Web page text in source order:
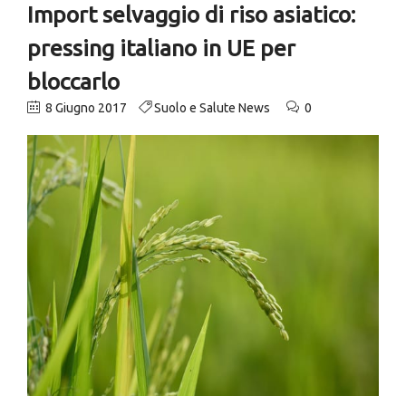
Import selvaggio di riso asiatico:
pressing italiano in UE per
bloccarlo
8 Giugno 2017 Suolo e Salute News 0